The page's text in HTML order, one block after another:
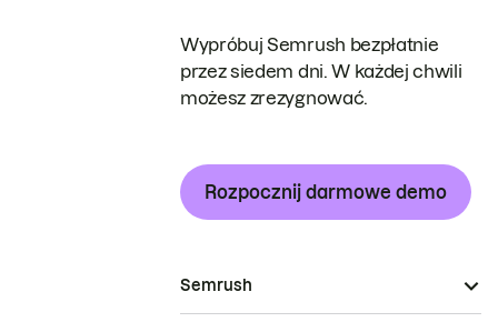
Wypróbuj Semrush bezpłatnie
przez siedem dni. W każdej chwili
możesz zrezygnować.
Rozpocznij darmowe demo
Semrush